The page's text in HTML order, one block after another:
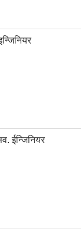
ईन्जिनियर